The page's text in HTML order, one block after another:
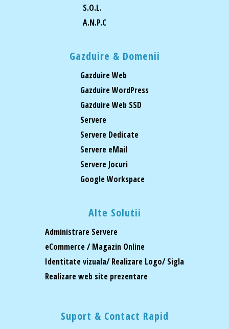
S.O.L.
A.N.P.C
Gazduire & Domenii
Gazduire Web
Gazduire WordPress
Gazduire Web SSD
Servere
Servere Dedicate
Servere eMail
Servere Jocuri
Google Workspace
Alte Solutii
Administrare Servere
eCommerce / Magazin Online
Identitate vizuala/ Realizare Logo/ Sigla
Realizare web site prezentare
Suport & Contact Rapid